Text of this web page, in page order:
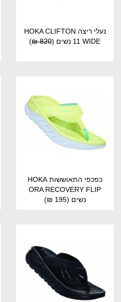
נעלי ריצה HOKA CLIFTON
11 WIDE נשים
(
820 ₪
)
כפכפי התאוששות HOKA
ORA RECOVERY FLIP
נשים (195 ₪)